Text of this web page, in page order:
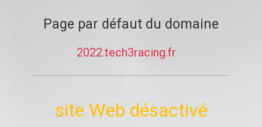
Page par défaut du domaine
2022.tech3racing.fr
site Web désactivé